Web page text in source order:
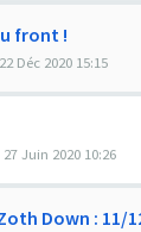
front !
Déc 2020 15:15
Juin 2020 10:26
Down : 11/